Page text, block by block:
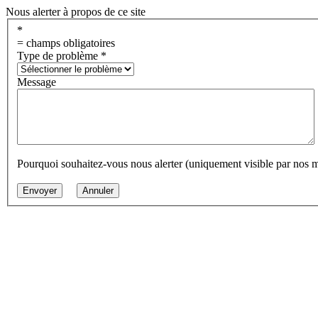
Nous alerter à propos de ce site
*
= champs obligatoires
Type de problème *
Message
Pourquoi souhaitez-vous nous alerter (uniquement visible par nos